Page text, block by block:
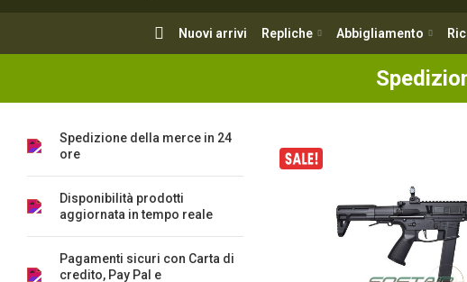
Nuovi arrivi Repliche Abbigliamento
Spedizione della merce in 24
ore
Disponibilità prodotti
aggiornata in tempo reale
Pagamenti sicuri con Carta di
credito, Pay Pal e